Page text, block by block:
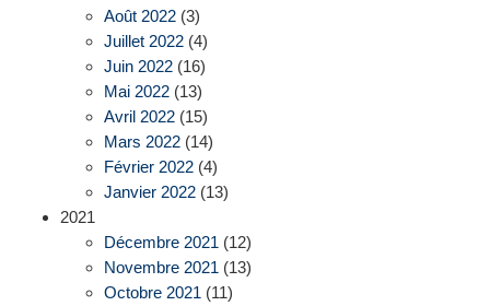
Août 2022 (3)
Juillet 2022 (4)
Juin 2022 (16)
Mai 2022 (13)
Avril 2022 (15)
Mars 2022 (14)
Février 2022 (4)
Janvier 2022 (13)
2021
Décembre 2021 (12)
Novembre 2021 (13)
Octobre 2021 (11)